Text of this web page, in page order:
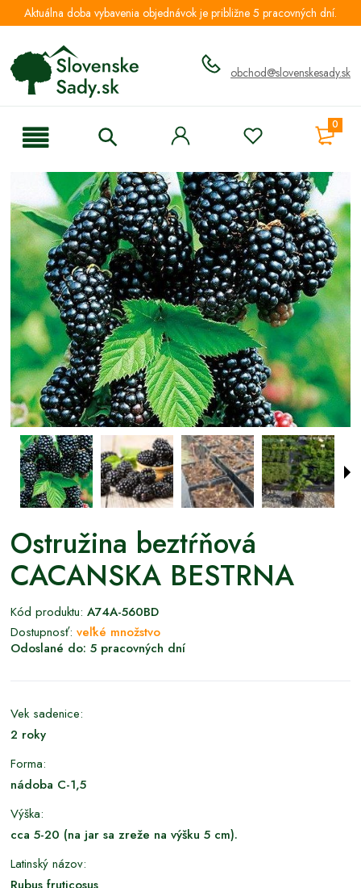
Aktuálna doba vybavenia objednávok je približne 5 pracovných dní.
obchod@slovenskesady.sk
0
Ostružina beztŕňová
CACANSKA BESTRNA
Kód produktu: A74A-560BD
Dostupnosť: veľké množstvo
Odoslané do: 5 pracovných dní
Vek sadenice:
2 roky
Forma:
nádoba C-1,5
Výška:
cca 5-20 (na jar sa zreže na výšku 5 cm).
Latinský názov: